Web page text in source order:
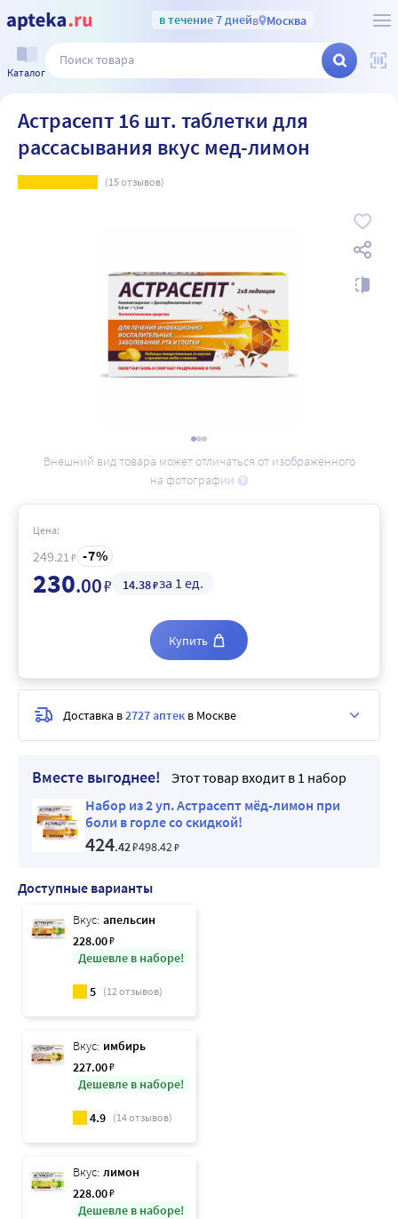
в течение 7 днейв Москва
Каталог
Астрасепт 16 шт. таблетки для
рассасывания вкус мед-лимон
(15отзывов)
Внешний вид товара может отличаться от изображённого
на фотографии
Вместе выгоднее!
Этот товар входит в 1 набор
Набор из 2 уп. Астрасепт мёд-лимон при
боли в горле со скидкой!
424.42₽498.42₽
Доступные варианты
Вкус: апельсин
228.00₽
Дешевле в наборе!
5 (12отзывов)
Вкус: имбирь
227.00₽
Дешевле в наборе!
4.9 (14отзывов)
Вкус: лимон
228.00₽
Дешевле в наборе!
Цена:
249.21 ₽ 7
230.00₽ 14.38₽за 1 ед.
Купить
Доставка в2727 аптек в Москве